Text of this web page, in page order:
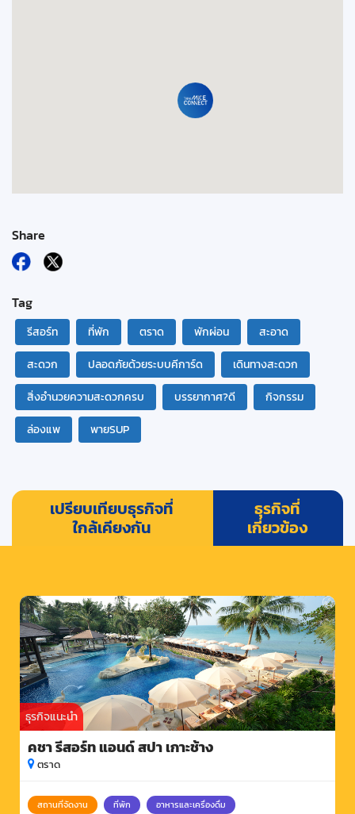
Share
Tag
รีสอร์ท ที่พัก ตราด พักผ่อน
สะอาด
สะดวก
ปลอดภัยด้วยระบบคีการ์ด
เดินทางสะดวก
สิ่งอำนวยความสะดวกครบ
บรรยากาศ?ดี
กิจกรรม
ล่องแพ
พายSUP
เปรียบเทียบธุรกิจที่
ใกล้เคียงกัน
ธุรกิจที่
เกี่ยวข้อง
ธุรกิจแนะนำ
คชา รีสอร์ท แอนด์ สปา เกาะช้าง
ตราด
สถานที่จัดงาน ที่พัก อาหารและเครื่องดื่ม